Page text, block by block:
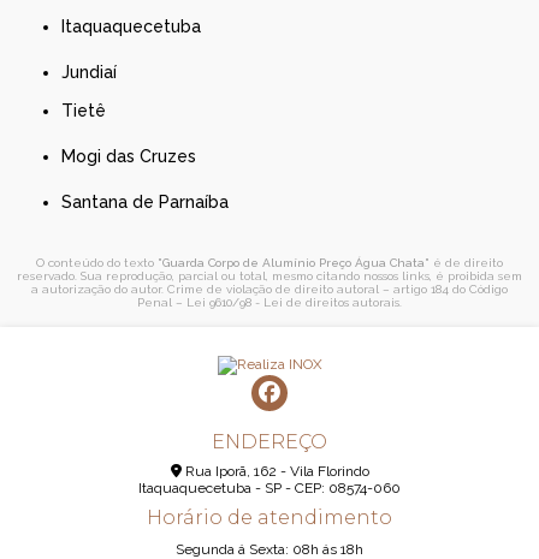
Itaquaquecetuba
Jundiaí
Tietê
Mogi das Cruzes
Santana de Parnaíba
O conteúdo do texto "Guarda Corpo de Alumínio Preço Água Chata" é de direito
reservado. Sua reprodução, parcial ou total, mesmo citando nossos links, é proibida sem
a autorização do autor. Crime de violação de direito autoral – artigo 184 do Código
Penal – Lei 9610/98 - Lei de direitos autorais
ENDEREÇO
Rua Iporã, 162 - Vila Florindo
Itaquaquecetuba - SP - CEP: 08574-060
Horário de atendimento
Segunda á Sexta: 08h ás 18h